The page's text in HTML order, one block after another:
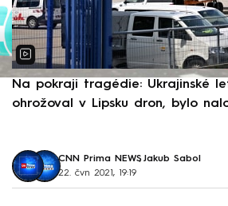
Na pokraji tragédie: Ukrajinské
ohrožoval v Lipsku dron, bylo
CNN Prima NEWS, Jakub Sabol
22. čvn 2021, 19:19